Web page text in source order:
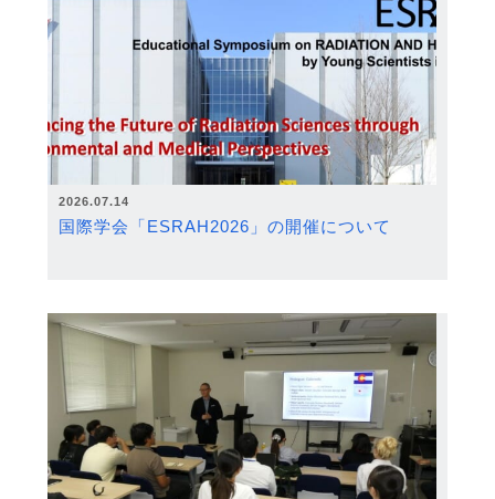
2026.07.14
国際学会「ESRAH2026」の開催について